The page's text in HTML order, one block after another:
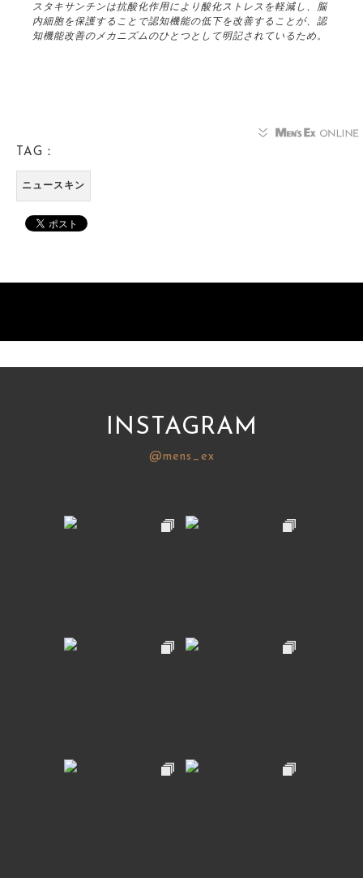
スタキサンチンは抗酸化作用により酸化ストレスを軽減し、脳
内細胞を保護することで認知機能の低下を改善することが、認
知機能改善のメカニズムのひとつとして明記されているため。
TAG：
ニュースキン
INSTAGRAM
@mens_ex